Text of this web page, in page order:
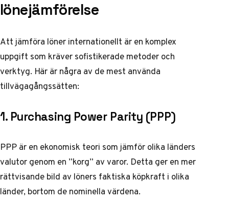
lönejämförelse
Att jämföra löner internationellt är en komplex
uppgift som kräver sofistikerade metoder och
verktyg. Här är några av de mest använda
tillvägagångssätten:
1. Purchasing Power Parity (PPP)
PPP är en ekonomisk teori som jämför olika länders
valutor genom en ”korg” av varor. Detta ger en mer
rättvisande bild av löners faktiska köpkraft i olika
länder, bortom de nominella värdena.